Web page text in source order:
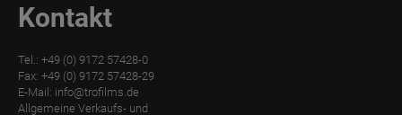
Kontakt
Tel.: +49 (0) 9172 57428-0
Fax: +49 (0) 9172 57428-29
E-Mail: info@trofilms.de
Allgemeine Verkaufs- und